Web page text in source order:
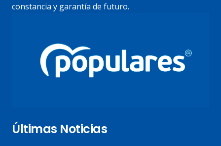
constancia y garantía de futuro.
Últimas Noticias